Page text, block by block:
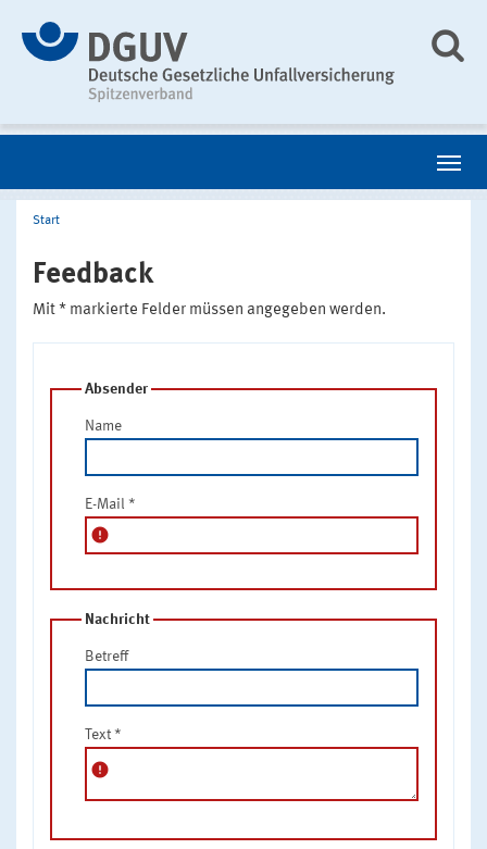
Start
Feedback
Mit * markierte Felder müssen angegeben werden.
Absender
Name
E-Mail *
error
Nachricht
Betreff
Text *
error